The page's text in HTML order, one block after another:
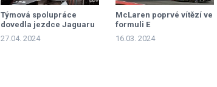
Týmová spolupráce
dovedla jezdce Jaguaru
k dvojitému triumfu
27.04. 2024
McLaren poprvé vítězí ve
formuli E
16.03. 2024